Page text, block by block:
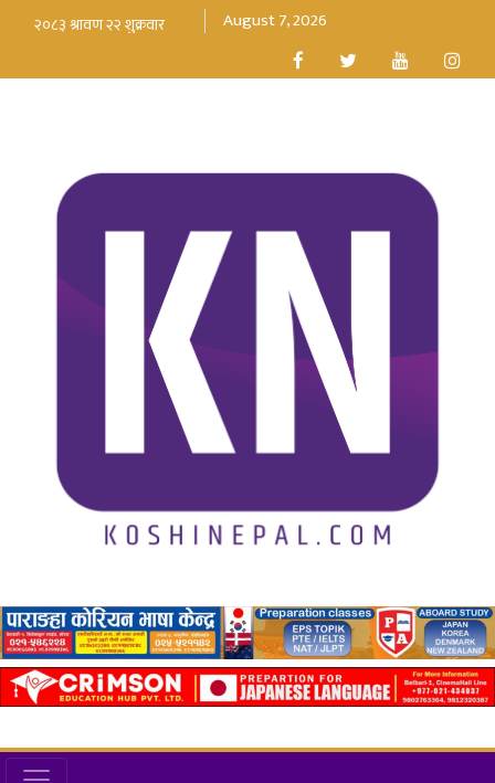
August 7, 2026